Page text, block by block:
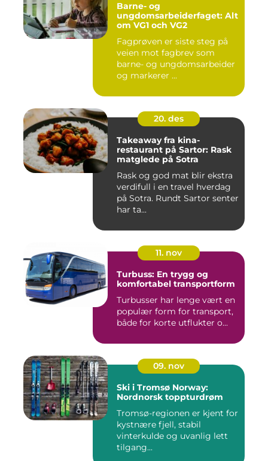
Barne- og
ungdomsarbeiderfaget: Alt
om VG1 och VG2
Fagprøven er siste steg på
veien mot fagbrev som
barne- og ungdomsarbeider
og markerer ...
20. des
Takeaway fra kina-
restaurant på Sartor: Rask
matglede på Sotra
Rask og god mat blir ekstra
verdifull i en travel hverdag
på Sotra. Rundt Sartor senter
har ta...
11. nov
Turbuss: En trygg og
komfortabel transportform
Turbusser har lenge vært en
populær form for transport,
både for korte utflukter o...
09. nov
Ski i Tromsø Norway:
Nordnorsk toppturdrøm
Tromsø-regionen er kjent for
kystnære fjell, stabil
vinterkulde og uvanlig lett
tilgang...